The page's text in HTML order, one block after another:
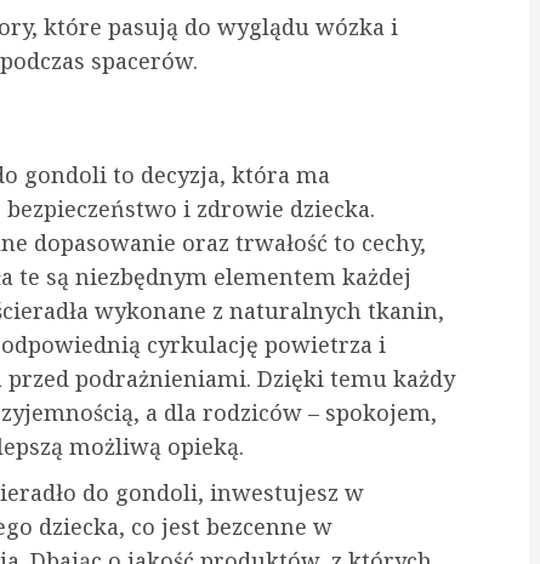
które pasują do wyglądu wózka i
spacerów.
gondoli to decyzja, która ma
i zdrowie dziecka.
dopasowanie oraz trwałość to cechy,
te są niezbędnym elementem każdej
wykonane z naturalnych tkanin,
cyrkulację powietrza i
podrażnieniami. Dzięki temu każdy
a dla rodziców – spokojem,
możliwą opieką.
do gondoli, inwestujesz w
dziecka, co jest bezcenne w